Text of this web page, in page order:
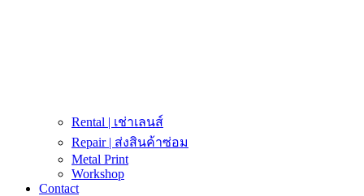
Rental | เช่าเลนส์
Repair | ส่งสินค้าซ่อม
Metal Print
Workshop
Contact